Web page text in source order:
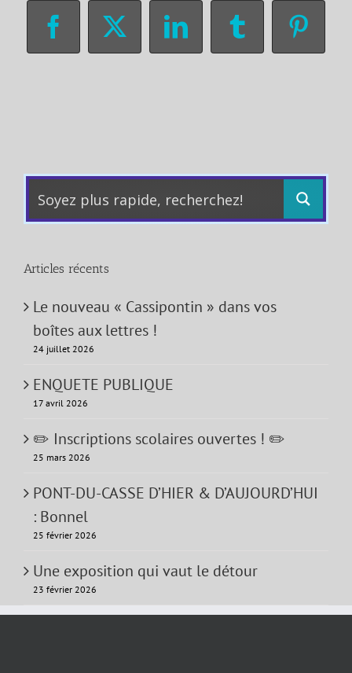
Facebook
X LinkedInTumblr
Articles récents
Le nouveau « Cassipontin » dans vos
boîtes aux lettres !
24 juillet 2026
ENQUETE PUBLIQUE
17 avril 2026
✏️ Inscriptions scolaires ouvertes ! ✏️
25 mars 2026
PONT-DU-CASSE D’HIER & D’AUJOURD’HUI
: Bonnel
25 février 2026
Une exposition qui vaut le détour
23 février 2026